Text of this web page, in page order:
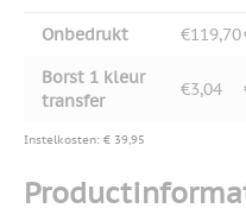
Onbedrukt €119,70
Borst 1 kleur
transfer
€3,04
Instelkosten: € 39,95